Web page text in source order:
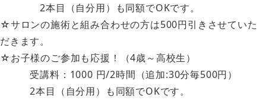
2本目（自分用）も同額でOKです。
☆サロンの施術と組み合わせの方は500円引きさせていた
だきます。
☆お子様のご参加も応援！（4歳～高校生）
受講料：1000 円/2時間（追加:30分毎500円）
2本目（自分用）も同額でOKです。